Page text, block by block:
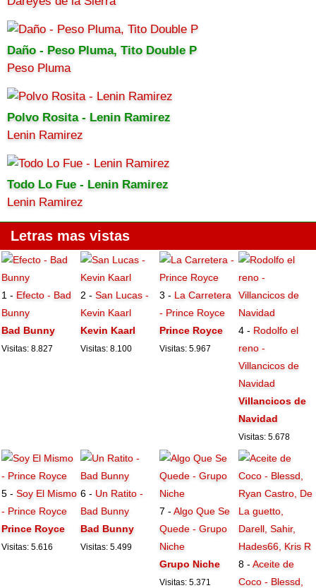
Daño - Peso Pluma, Tito Double P
Peso Pluma
Polvo Rosita - Lenin Ramirez
Lenin Ramirez
Todo Lo Fue - Lenin Ramirez
Lenin Ramirez
Letras mas vistas
1 - Efecto - Bad
Bunny
Bad Bunny
Visitas: 8.827
2 -San Lucas -
Kevin Kaarl
Kevin Kaarl
Visitas: 8.100
3 - La Carretera
- Prince Royce
Prince Royce
Visitas: 5.967
4 - Rodolfo el
reno -
Villancicos de
Navidad
Villancicos de
Navidad
Visitas: 5.678
5 -Soy El Mismo
- Prince Royce
Prince Royce
Visitas: 5.616
6 - Un Ratito -
Bad Bunny
Bad Bunny
Visitas: 5.499
7 -Algo Que Se
Quede - Grupo
Niche
Grupo Niche
Visitas: 5.371
8 -Aceite de
Coco - Blessd,